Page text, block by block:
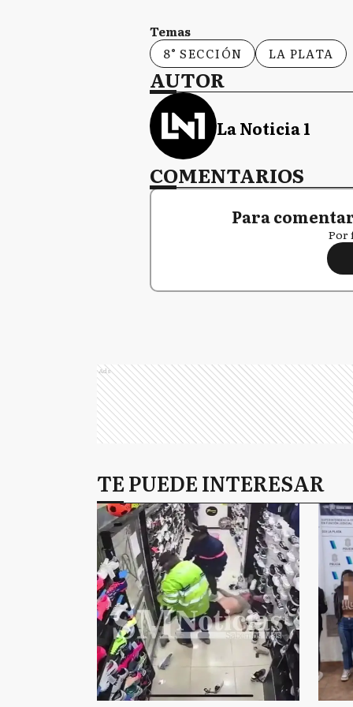
Temas
8° SECCIÓN
LA PLATA
AUTOR
La Noticia 1
COMENTARIOS
Para
Por
Ads
TE PUEDE INTERESAR